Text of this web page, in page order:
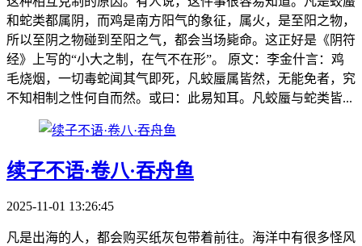
和蛇类都属阴，而鸡是南方阳气的象征，属火，是至阳之物，
所以至阴之物碰到至阳之气，都会当场毙命。这正好是《阴符
经》上写的“小大之制，在气不在形”。 原文：李金什言：鸡
毛烧烟，一切毒蛇闻其气即死，凡蛟蜃属皆然，无能免者，究
不知相制之性何自而然。或曰：此易知耳。凡蛟蜃与蛇类皆...
续子不语·卷八·吞舟鱼
2025-11-01 13:26:45
凡是出海的人，都会购买纸灰包带着前往。海洋中有很多怪风